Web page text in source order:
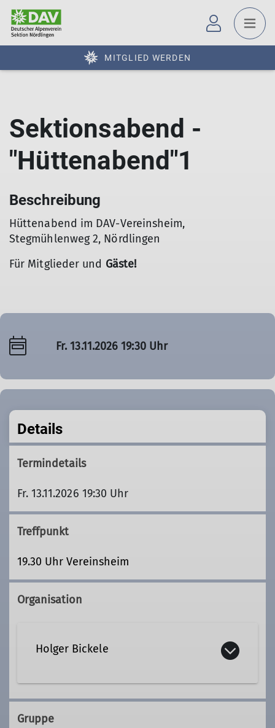
MITGLIED WERDEN
Sektionsabend -
"Hüttenabend"1
Beschreibung
Hüttenabend im DAV-Vereinsheim,
Stegmühlenweg 2, Nördlingen
Für Mitglieder und Gäste!
Fr. 13.11.2026 19:30 Uhr
Details
Termindetails
Fr. 13.11.2026 19:30 Uhr
Treffpunkt
19.30 Uhr Vereinsheim
Organisation
Holger Bickele
huettenwart@dav-noerdlingen.de
Gruppe